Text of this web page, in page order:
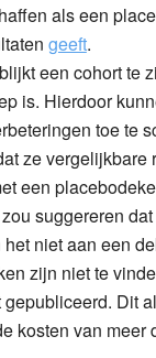
als een
geeft.
een cohort te
is. Hierdoor
toe te
ze vergelijkbare
een
suggereren
niet aan een
zijn niet te
Dit
kosten van meer